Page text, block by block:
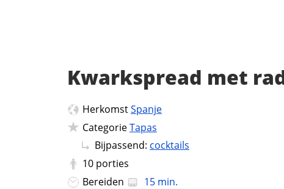
Kwarkspread met
HerkomstSpanje
CategorieTapas
Bijpassend: cocktails
10 porties
Bereiden
15 min.